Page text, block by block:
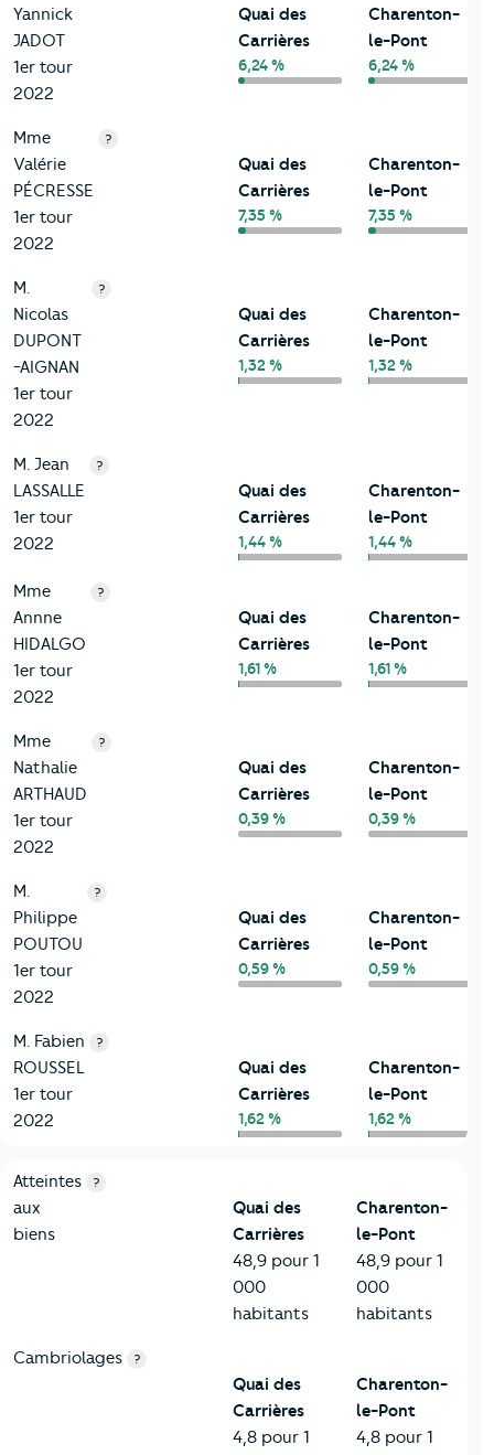
Yannick
JADOT
1er tour
2022
Quai des
Carrières
6,24 %
Charenton-
le-Pont
6,24 %
Mme
Valérie
PÉCRESSE
1er tour
2022
?
Quai des
Carrières
7,35 %
Charenton-
le-Pont
7,35 %
M.
Nicolas
DUPONT
-AIGNAN
1er tour
2022
?
Quai des
Carrières
1,32 %
Charenton-
le-Pont
1,32 %
M. Jean
LASSALLE
1er tour
2022
?
Quai des
Carrières
1,44 %
Charenton-
le-Pont
1,44 %
Mme
Annne
HIDALGO
1er tour
2022
?
Quai des
Carrières
1,61 %
Charenton-
le-Pont
1,61 %
Mme
Nathalie
ARTHAUD
1er tour
2022
?
Quai des
Carrières
0,39 %
Charenton-
le-Pont
0,39 %
M.
Philippe
POUTOU
1er tour
2022
?
Quai des
Carrières
0,59 %
Charenton-
le-Pont
0,59 %
M. Fabien
ROUSSEL
1er tour
2022
?
Quai des
Carrières
1,62 %
Charenton-
le-Pont
1,62 %
7-Sécurité
Critères
Atteintes
aux
biens
?
Quai des
Carrières
48,9 pour 1
000
habitants
Charenton-
le-Pont
48,9 pour 1
000
habitants
Cambriolages ?
Quai des
Carrières
4,8 pour 1
Charenton-
le-Pont
4,8 pour 1